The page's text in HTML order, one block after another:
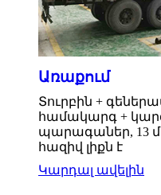
Առաքում
Տուրբին +
համակարգ +
պարագաներ, 13
հազիվ լիքն է
Կարդալ ավելին